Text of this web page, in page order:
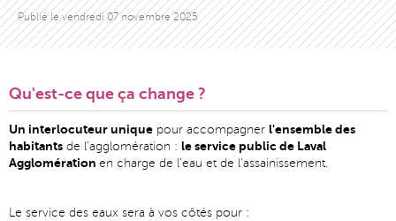
Publié levendredi 07 novembre 2025
Qu'est-ce que ça change ?
Un interlocuteur unique pour accompagner l'ensemble des
habitants de l'agglomération : le service public de Laval
Agglomération en charge de l'eau et de l'assainissement.
Le service des eaux sera à vos côtés pour :